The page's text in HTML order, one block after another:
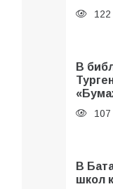
122
В
107
В
школ